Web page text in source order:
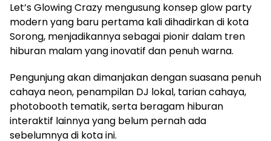
Let’s Glowing Crazy mengusung konsep glow party
modern yang baru pertama kali dihadirkan di kota
Sorong, menjadikannya sebagai pionir dalam tren
hiburan malam yang inovatif dan penuh warna.
Pengunjung akan dimanjakan dengan suasana penuh
cahaya neon, penampilan DJ lokal, tarian cahaya,
photobooth tematik, serta beragam hiburan
interaktif lainnya yang belum pernah ada
sebelumnya di kota ini.